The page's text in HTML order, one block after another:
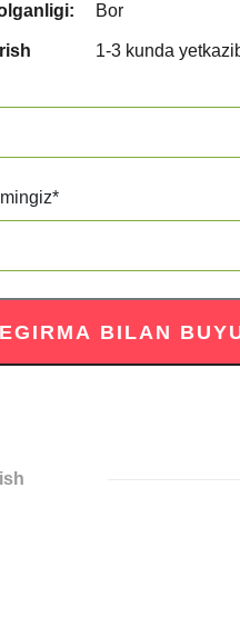
Bor
1-3 kunda
*